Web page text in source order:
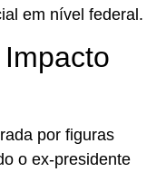
em nível federal.
por figuras
o ex-presidente